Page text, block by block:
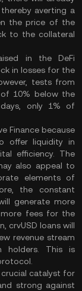
averting a
the price of the
to the collateral
in the DeFi
in losses for the
tests from
10% below the
only 1% of
Finance because
offer liquidity in
efficiency. The
also appeal to
elements of
the constant
generate more
more fees for the
crvUSD loans will
revenue stream
holders. This is
crucial catalyst for
strong against